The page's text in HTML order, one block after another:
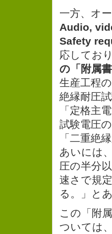
一方、オ
Audio,
Safety
応してお
の「附属
生産工程
絶縁耐圧
「定格主
試験電圧
「二重絶
あいには
圧の半分
速さで規
る。」とあ
この「附
ついては